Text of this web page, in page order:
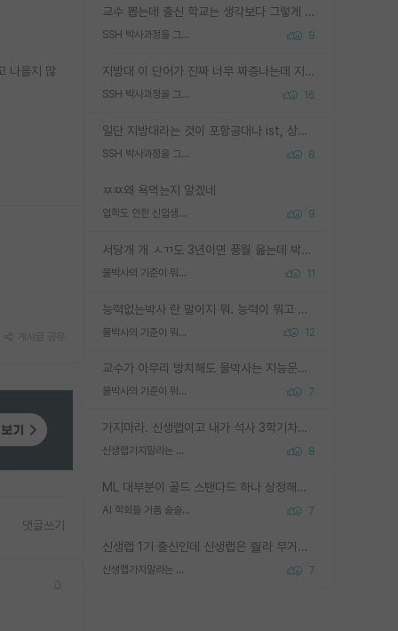
교수 뽑는데 출신 학교는 생각보다 그렇게 안 봄. 앞으로는 더 안 보게 될거임. 박사는 어디서 진행해도 됨. 단, 제대로 쌓고 좋은 실적 만들 수 있다면. 그런데 지방대는 그럴 가능성이 지극히 낮음. 나만 열심히 잘 하면 된다? 인간은 주변 환경에 지배되는 나약한 존재임. 주변의 지방대 대학원생과 섞이고 지방 특유의 여유로움 또는 나쁘게 얘기해서 나태함에 젖어 살다보면 교수의 꿈 자체를 잊어버리게 될 가능성도 있음. 주변 환경이 70~80%임.
SSH 박사과정을 그만두고 지방대 박사로 옮기면 교수의 꿈은 끝일까요? 9
지방대 이 단어가 진짜 너무 짜증나는데 지방대면 다 그냥 쓰레기인가요? 무슨 말 같지도 않은 댓글들이 있는건지??? 지방에도 충분히 좋은 대학 많고 충분히 잘하는 교수님들 많습니다 포항공대 4개 IST 대표 지거국들 여기 모두 다 지방에 있고 여기 출신들 중에 교수하는 분들 적지 않습니다 지거국 출신이 무슨 교수를 하냐?라고 생각할 사람들 많은데 상위 대표 지거국에 아웃라이어들 많습니다 결국 개인의 연구역량과 실적이 중요합니다 이 역량을 펼치는데 있어서 지도교수와의 합도 중요합니다. 그리고 경력이 필요하면 해외포닥까지 다녀오세요
SSH 박사과정을 그만두고 지방대 박사로 옮기면 교수의 꿈은 끝일까요? 16
일단 지방대라는 것이 포항공대나 ist, 상위 지거국은 아니라고 생각하겠습니다. 그런곳은 서성한에 비해 소위 대학 네임밸류가 크게 뒤떨어지지는 않으니까요. 대학 이름이 중요하냐? 당연합니다. 대학 이름이 좋아서 좋은 아웃풋이 나오는 것이냐, 좋은 대학은 좋은 사람과 좋은 기회가 몰려있으니 아웃풋도 자연스럽게 좋아지는 것이냐? 대답하기 어려운 문제입니다. 아직 한국 사회에서 학벌을 보는 것도, 특히 이공계를 중심으로 학벌보다는 실적 위주라는 분위기가 형성되는 것도 사실입니다. 지방대 출신으로 전임교수가 될수 있느냐? 가능 불가능을 따지면 당연히 가능입니다. 지방대 박사 출신으로 전임교원이 된 경우가 실제로 있으니까요. 현실적인 가능성이 있느냐? 지금 이정도 대학의 교수가 되고싶다고 생각되는 대학 들어가서 컴공과 교수 목록 켜고 박사 어디서 받았는지 쭉 한번 보세요. 냉정하게 지방대 출신인 분들이 많지는 않으실겁니다.
SSH 박사과정을 그만두고 지방대 박사로 옮기면 교수의 꿈은 끝일까요? 8
ㅉㅉ왜 욕먹는지 알겠네
입학도 안한 신입생이 원래 관심을 받나요 9
서당개 개 ㅅㄲ도 3년이면 풍월 읊는데 박사 5년 이상 대리고 있으면서 물된건 교수 탓 맞는ㄱ게 거기가 서당이 아니란 소리임
물박사의 기준이 뭐임? 11
능력없는박사 란 말이지 뭐. 능력이 뭐고 능력이 있다는게 뭔지는 사람마다 기준이 다르니까 얘기해봐야 서로 자기 기준만 얘기해서 논쟁이 끝이 안나고. 주위에서 능력있고 야심있는 신입생이 교수가 유의미한 피드백을 아예 안주면서 제대로된 과제에 참여해볼 기회도 제공하지 않고 잡일 뺑뺑이만 돌려서 맨날 단순작업만 하면서 밤새다가 눈빛이 점점 죽어가는걸 본 사람은 물박사는 교수탓이라고 하고, 교수는 이것저것 알려도 주고 기회도 주고 사수 동기 붙여주면서 어떻게든 끌고가려고 하는데 본인이 매일 뺀질거리면서 출근 하는둥마는둥 하다가 기껏 와서도 폰이나 쳐다보다가 실험 망치고 저녁약속있어서 먼저 가볼게요~ 하는걸 본 사람은 물박사는 본인탓이라고 함.
물박사의 기준이 뭐임? 12
교수가 아무리 방치해도 물박사는 지능문제고 본인 의지 문제임. 만물 교수탓 하는 애들이 이상한거임.
물박사의 기준이 뭐임? 7
가지마라. 신생랩이고 내가 석사 3학기차인데 최고참인데 나도 아무것도 모르는데 교수가 후배들 왜 논문 교육 안시키냐. 논문 왜 안 써오냐 닦달한다
신생랩가지말라는 이유가 있었구나 8
ML 대부분이 골드 스탠다드 하나 상정해놓고 (벤치마크 데이터셋이 여러 개면 여러 개 상정) 그거 얼마나 잘 맞추나 싸움임 가끔 번뜩이는 설계 철학을 보여주는 논문들도 있지만 대부분 그거 성적 얼마나 더 올리느라에 혈안이 되어 있는 측면이 잇음
AI 학회들 거품 슬슬 지적이 나오네요 7
신생랩 1기 출신인데 신생랩은 줠라 무거운 바벨 같은거임. 들면 대박인데 못들면 깔려 죽음. 아무도 알려주지 않는 환경에서 자생해야하지만, 일단 살아남았다면 그 어떤 사람보다 악착같고 생존력 높은 사람으로 거듭날 수 있음
신생랩가지말라는 이유가 있었구나 7
나올지 많
댓글쓰기